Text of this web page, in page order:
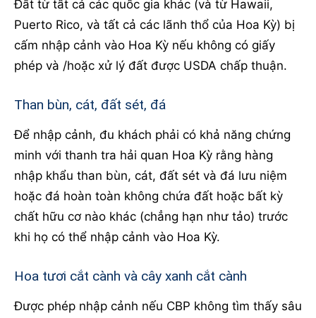
Đất từ tất cả các quốc gia khác (và từ Hawaii,
Puerto Rico, và tất cả các lãnh thổ của Hoa Kỳ) bị
cấm nhập cảnh vào Hoa Kỳ nếu không có giấy
phép và /hoặc xử lý đất được USDA chấp thuận.
Than bùn, cát, đất sét, đá
Để nhập cảnh, đu khách phải có khả năng chứng
minh với thanh tra hải quan Hoa Kỳ rằng hàng
nhập khẩu than bùn, cát, đất sét và đá lưu niệm
hoặc đá hoàn toàn không chứa đất hoặc bất kỳ
chất hữu cơ nào khác (chẳng hạn như tảo) trước
khi họ có thể nhập cảnh vào Hoa Kỳ.
Hoa tươi cắt cành và cây xanh cắt cành
Được phép nhập cảnh nếu CBP không tìm thấy sâu